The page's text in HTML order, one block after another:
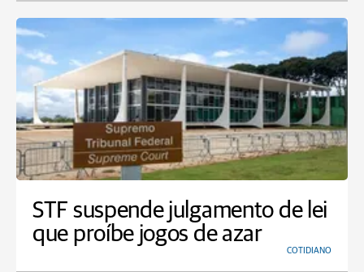
STF suspende julgamento de lei
que proíbe jogos de azar
COTIDIANO